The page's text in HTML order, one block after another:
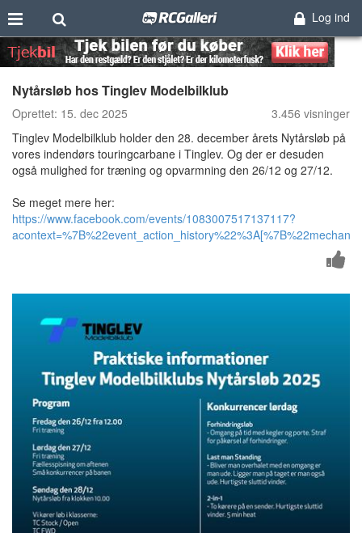
Log ind
Nytårsløb hos Tinglev Modelbilklub
Oprettet: 15. dec 2025
3.456 visninger
Tinglev Modelbilklub holder den 28. december årets Nytårsløb på
vores indendørs touringcarbane i Tinglev. Og der er desuden
også mulighed for træning og opvarmning den 26/12 og 27/12.
Se meget mere her:
https://www.facebook.com/events/1083007517137117?